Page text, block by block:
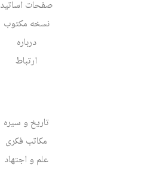
صفحات اساتید
نسخه مکتوب
درباره
ارتباط
تاریخ و سیره
مکاتب فکری
علم و اجتهاد